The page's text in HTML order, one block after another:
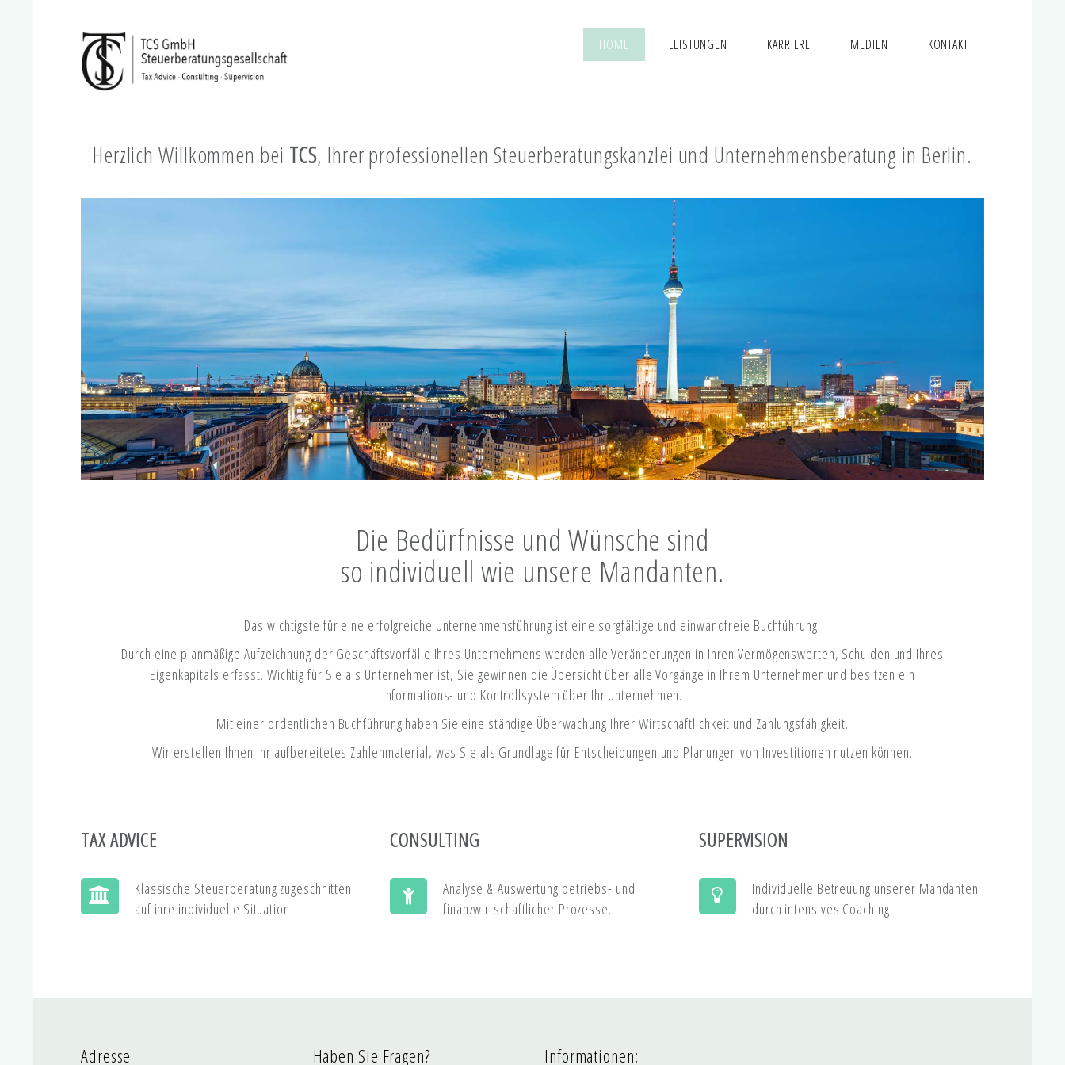
HOME LEISTUNGEN KARRIERE MEDIEN KONTAKT
Herzlich Willkommen bei TCS, Ihrer professionellen Steuerberatungskanzlei und Unternehmensberatung in Berlin.
Die Bedürfnisse und Wünsche sind
so individuell wie unsere Mandanten.
Das wichtigste für eine erfolgreiche Unternehmensführung ist eine sorgfältige und einwandfreie Buchführung.
Durch eine planmäßige Aufzeichnung der Geschäftsvorfälle Ihres Unternehmens werden alle Veränderungen in Ihren Vermögenswerten, Schulden und Ihres
Eigenkapitals erfasst. Wichtig für Sie als Unternehmer ist, Sie gewinnen die Übersicht über alle Vorgänge in Ihrem Unternehmen und besitzen ein
Informations- und Kontrollsystem über Ihr Unternehmen.
Mit einer ordentlichen Buchführung haben Sie eine ständige Überwachung Ihrer Wirtschaftlichkeit und Zahlungsfähigkeit.
Wir erstellen Ihnen Ihr aufbereitetes Zahlenmaterial, was Sie als Grundlage für Entscheidungen und Planungen von Investitionen nutzen können.
TAX ADVICE
Klassische Steuerberatung zugeschnitten
auf ihre individuelle Situation
CONSULTING
Analyse & Auswertung betriebs- und
finanzwirtschaftlicher Prozesse.
SUPERVISION
Individuelle Betreuung unserer Mandanten
durch intensives Coaching
Adresse Haben Sie Fragen? Informationen: